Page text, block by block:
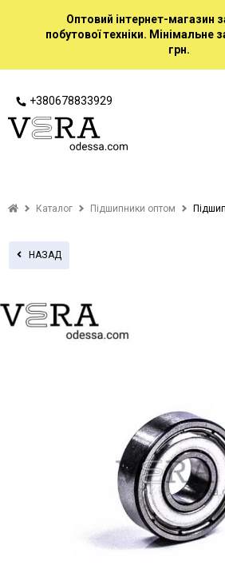
Оптовий інтернет-магазин
побутової техніки. Мінімальне
грн.
+380678833929
Каталог Підшипники оптом
НАЗАД